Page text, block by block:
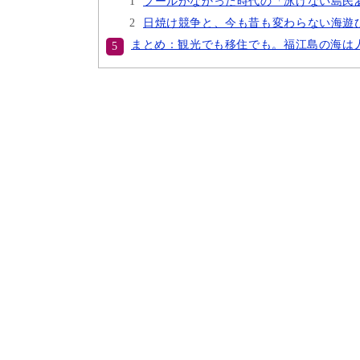
日焼け競争と、今も昔も変わらない海遊
まとめ：観光でも移住でも。福江島の海は